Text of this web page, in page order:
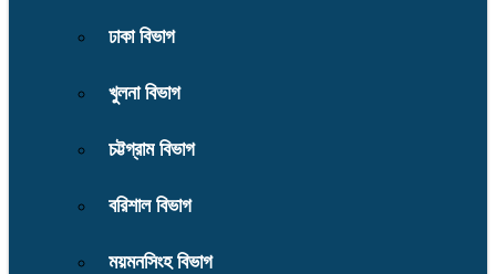
ঢাকা বিভাগ
খুলনা বিভাগ
চট্টগ্রাম বিভাগ
বরিশাল বিভাগ
ময়মনসিংহ বিভাগ